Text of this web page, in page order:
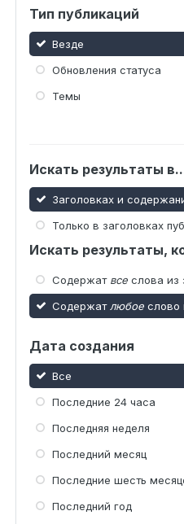
Тип публикаций
Везде
Обновления статуса
Темы
Искать результаты
Заголовках и
Только в заголовках
Искать результаты,
Содержат все слова из
Содержат любое слово
Дата создания
Все
Последние 24 часа
Последняя неделя
Последний месяц
Последние шесть
Последний год